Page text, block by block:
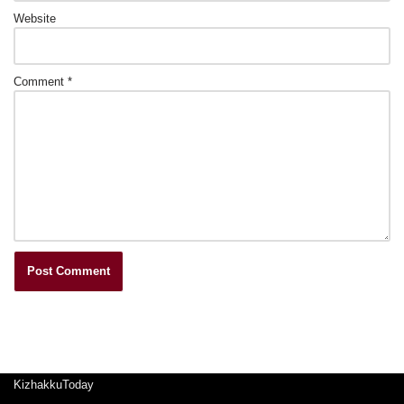
Website
Comment *
KizhakkuToday